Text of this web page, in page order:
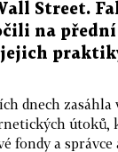
Street.
na přední
jejich
dnech zasáhla
útoků,
fondy a správce